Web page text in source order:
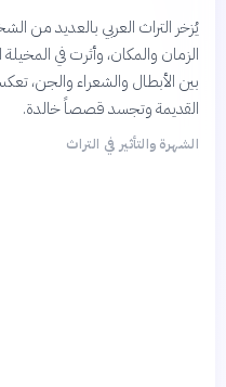
يُزخر التراث العربي بالعديد من
الزمان والمكان، وأثرت في
بين الأبطال والشعراء والجن،
القديمة وتجسد قصصاً خالدة.
الشهرة والتأثير في التراث